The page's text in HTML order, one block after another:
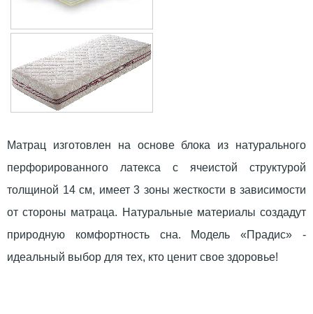
Матрац изготовлен на основе блока из натурального
перфорированного латекса с ячеистой структурой
толщиной 14 см, имеет 3 зоны жесткости в зависимости
от стороны матраца. Натуральные материалы создадут
природную комфортность сна. Модель «Прадис» -
идеальный выбор для тех, кто ценит свое здоровье!